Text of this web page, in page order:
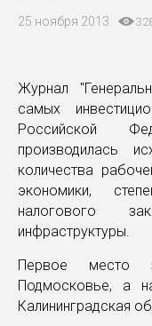
25 ноября 2013
Журнал
самых
Российской
производилась
количества
экономики,
налогового
инфраструктуры.
Первое место
Подмосковье, а
Калининградская